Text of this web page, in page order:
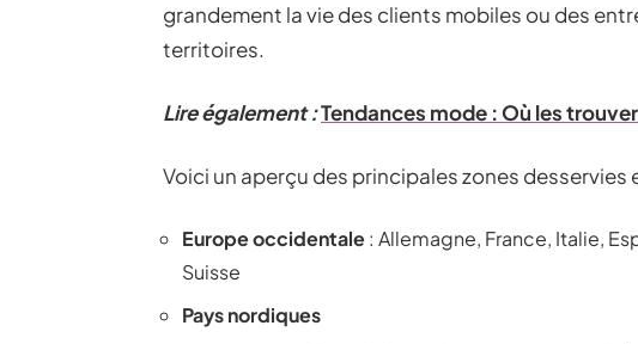
grandement la vie des clients mobiles ou des
territoires.
Lire également :Tendances mode : Où les
Voici un aperçu des principales zones desservies
Europe occidentale: Allemagne, France, Italie,
Suisse
Pays nordiques